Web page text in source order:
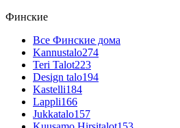
Финские
Все Финские дома
Kannustalo274
Teri Talot223
Design talo194
Kastelli184
Lappli166
Jukkatalo157